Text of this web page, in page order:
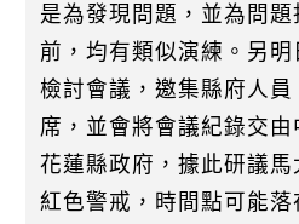
是為發現問題，並為問
前，均有類似演練。另
檢討會議，邀集縣府人
席，並會將會議紀錄交
花蓮縣政府，據此研議
紅色警戒，時間點可能